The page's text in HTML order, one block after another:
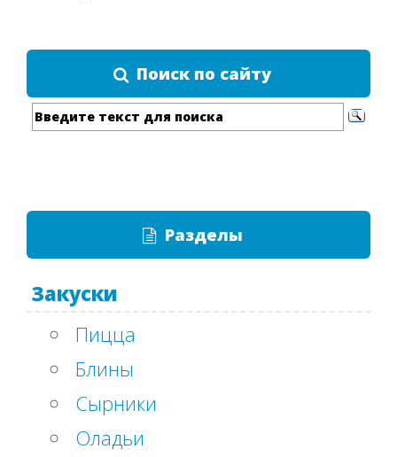
Поиск по сайту
Разделы
Закуски
Пицца
Блины
Сырники
Оладьи